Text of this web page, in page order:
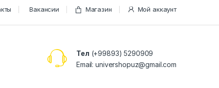
Вакансии Магазин Мой аккаунт
Тел (+99893) 5290909
Email: univershopuz@gmail.com